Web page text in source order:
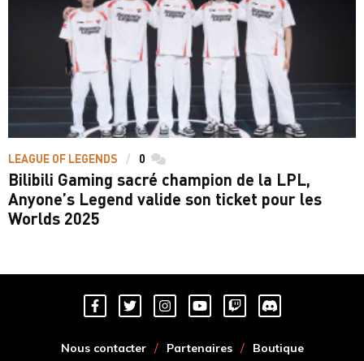
LEAGUE OF LEGENDS 0 commentaires
Bilibili Gaming sacré champion de la LPL,
Anyone’s Legend valide son ticket pour les
Worlds 2025
Nous contacter Partenaires
Boutique